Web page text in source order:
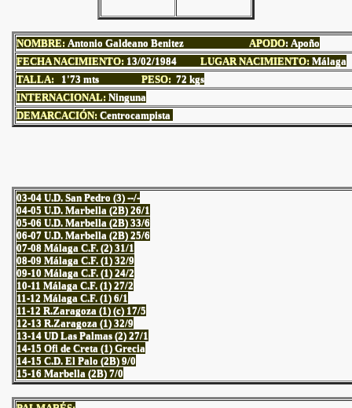
NOMBRE: Antonio Galdeano Benitez APODO: Apoño
FECHA NACIMIENTO: 13/02/1984 LUGAR NACIMIENTO: Málaga
TALLA: 1'73 mts PESO: 72 kgs
INTERNACIONAL: Ninguna
DEMARCACIÓN: Centrocampista
03-04 U.D. San Pedro (3) --/-
04-05 U.D. Marbella (2B) 26/1
05-06 U.D. Marbella (2B) 33/6
06-07 U.D. Marbella (2B) 25/6
07-08 Málaga C.F. (2) 31/1
08-09 Málaga C.F. (1) 32/9
09-10 Málaga C.F. (1) 24/2
10-11 Málaga C.F. (1) 27/2
11-12 Málaga C.F. (1) 6/1
11-12 R.Zaragoza (1) (c) 17/5
12-13 R.Zaragoza (1) 32/9
13-14 UD Las Palmas (2) 27/1
14-15 Ofi de Creta (1) Grecia
14-15 C.D. El Palo (2B) 9/0
15-16 Marbella (2B) 7/0